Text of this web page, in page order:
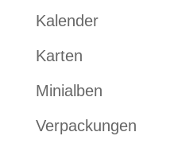
Kalender
Karten
Minialben
Verpackungen